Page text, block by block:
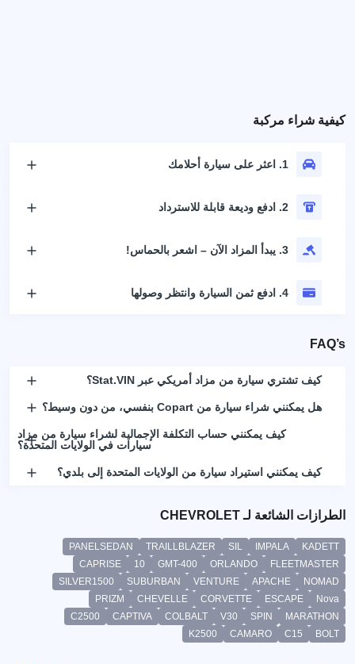
كيفية شراء مركبة
1. اعثر على سيارة أحلامك
2. ادفع وديعة قابلة للاسترداد
3. يبدأ المزاد الآن – اشعر بالحماس!
4. ادفع ثمن السيارة وانتظر وصولها
FAQ’s
كيف تشتري سيارة من مزاد أمريكي عبر Stat.VIN؟
هل يمكنني شراء سيارة من Copart بنفسي، من دون وسيط؟
كيف يمكنني حساب التكلفة الإجمالية لشراء سيارة من مزاد
سيارات في الولايات المتحدة؟
كيف يمكنني استيراد سيارة من الولايات المتحدة إلى بلدي؟
الطرازات الشائعة لـ CHEVROLET
KADETT
IMPALA
SIL
TRAILLBLAZER
PANELSEDAN
FLEETMASTER
ORLANDO
GMT-400
10
CAPRISE
NOMAD
APACHE
VENTURE
SUBURBAN
SILVER1500
Nova
ESCAPE
CORVETTE
CHEVELLE
PRIZM
MARATHON
SPIN
V30
COLBALT
CAPTIVA
C2500
BOLT
C15
CAMARO
K2500